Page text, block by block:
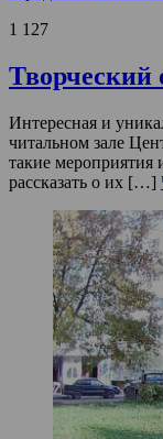
1 127
Творческий
Интересная и
читальном зале
такие мероприятия
рассказать о их […]